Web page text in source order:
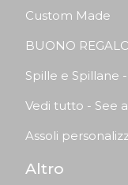
Custom Made
BUONO
Spille e Spillane
Vedi tutto - See
Assoli
Altro